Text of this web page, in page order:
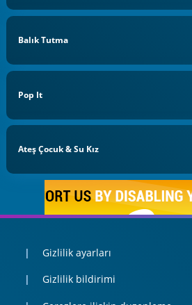
Balık Tutma
Pop It
Ateş Çocuk & Su Kız
Gizlilik ayarları
Gizlilik bildirimi